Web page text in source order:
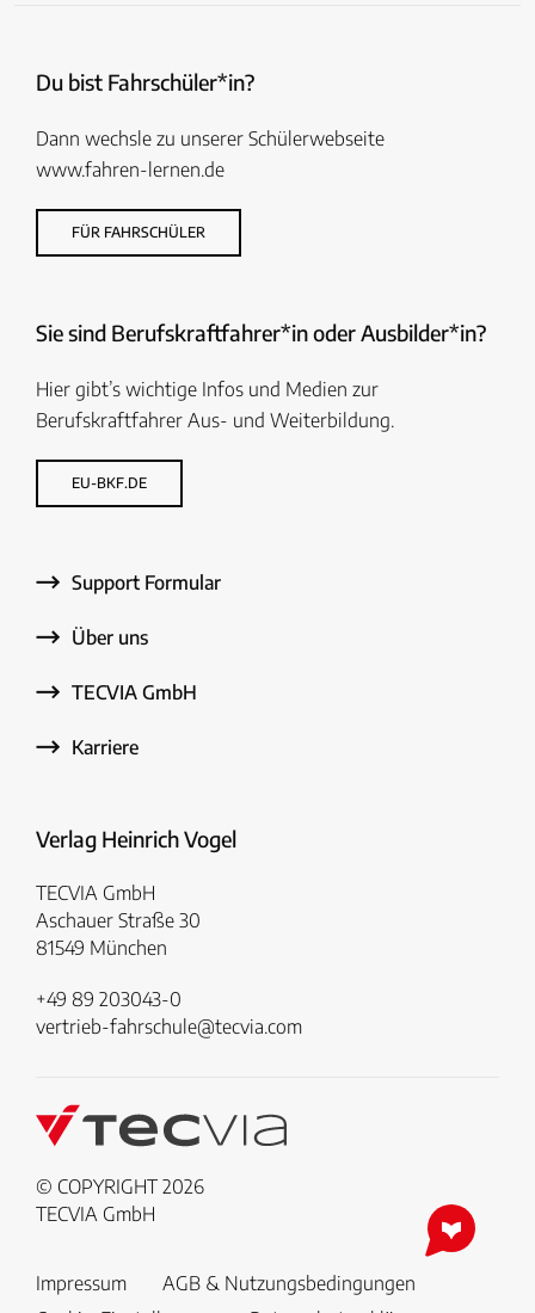
Du bist Fahrschüler*in?
Dann wechsle zu unserer Schülerwebseite
www.fahren-lernen.de
FÜR FAHRSCHÜLER
Sie sind Berufskraftfahrer*in oder Ausbilder*in?
Hier gibt’s wichtige Infos und Medien zur
Berufskraftfahrer Aus- und Weiterbildung.
EU-BKF.DE
Support Formular
Über uns
TECVIA GmbH
Karriere
Verlag Heinrich Vogel
TECVIA GmbH
Aschauer Straße 30
81549 München
+49 89 203043-0
vertrieb-fahrschule@tecvia.com
© COPYRIGHT 2026
TECVIA GmbH
Impressum
AGB & Nutzungsbedingungen